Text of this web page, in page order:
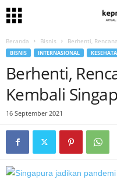
Beranda Bisnis Berhenti,
BISNIS INTERNASIONAL
Berhenti,
Kembali
16 September 2021